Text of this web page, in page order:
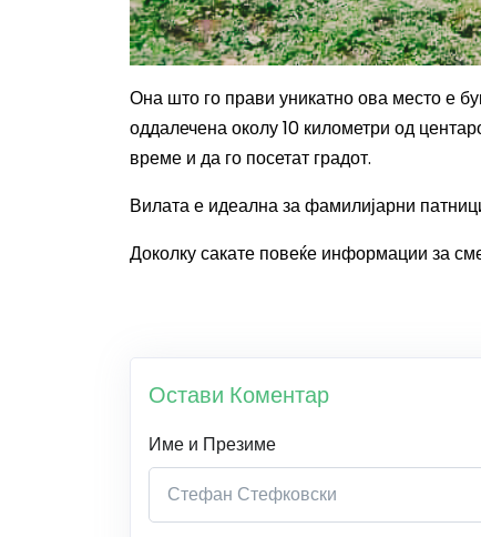
Она што го прави уникатно ова место е
оддалечена околу 10 километри од
време и да го посетат градот.
Вилата е идеална за фамилијарни
Доколку сакате повеќе информации за
Остави Коментар
Име и Презиме